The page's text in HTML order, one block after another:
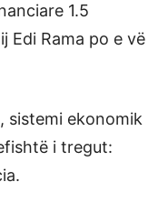
1.5
Edi Rama po e vë
sistemi ekonomik
i tregut: